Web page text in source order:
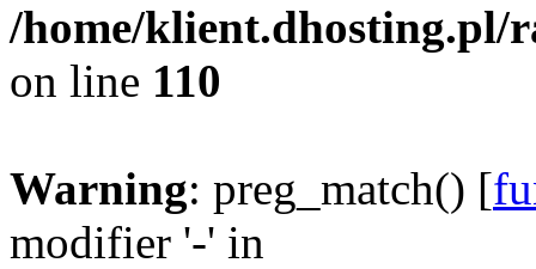
/home/klient.dhosting.pl/
on line 110
Warning: preg_match() [
modifier '-' in